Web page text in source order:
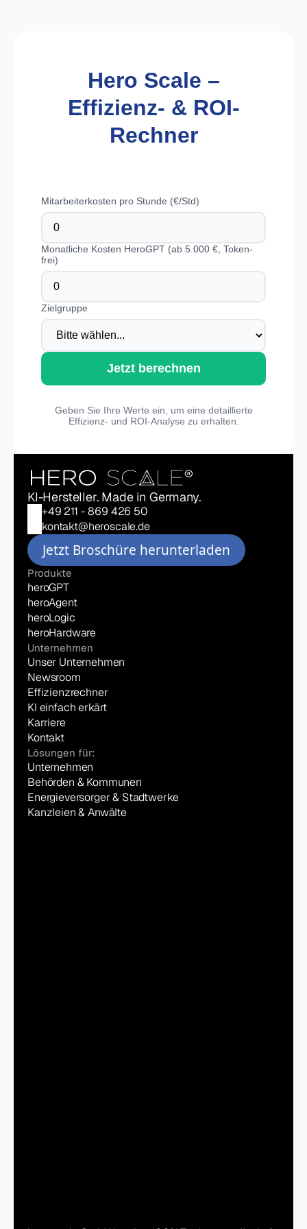
Hero Scale –
Effizienz- & ROI-
Rechner
Mitarbeiterkosten pro Stunde (€/Std)
Monatliche Kosten HeroGPT (ab 5.000 €, Token-
frei)
Zielgruppe
Jetzt berechnen
Geben Sie Ihre Werte ein, um eine detaillierte
Effizienz- und ROI-Analyse zu erhalten.
KI-Hersteller. Made in Germany.
+49 211 - 869 426 50
kontakt@heroscale.de
Jetzt Broschüre herunterladen
Produkte
heroGPT
heroAgent
heroLogic
heroHardware
Unternehmen
Unser Unternehmen
Newsroom
Effizienzrechner
KI einfach erkärt
Karriere
Kontakt
Lösungen für:
Unternehmen
Behörden & Kommunen
Energieversorger & Stadtwerke
Kanzleien & Anwälte